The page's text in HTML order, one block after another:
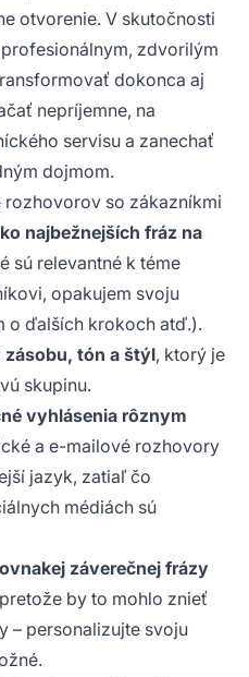
otvorenie. V skutočnosti
zdvorilým
dokonca aj
nepríjemne, na
servisu a zanechať
dojmom.
rozhovorov so zákazníkmi
najbežnejších fráz na
sú relevantné k téme
opakujem svoju
o ďalších krokoch atď.).
tón a štýl, ktorý je
skupinu.
vyhlásenia rôznym
a e-mailové rozhovory
jazyk, zatiaľ čo
médiách sú
záverečnej frázy
by to mohlo znieť
– personalizujte svoju